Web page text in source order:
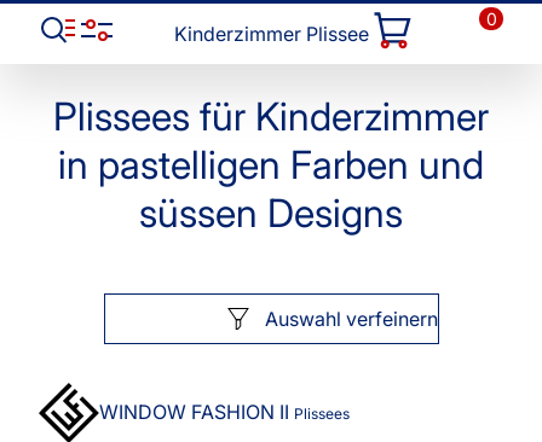
Kinderzimmer Plissee
0
Plissees für Kinderzimmer
in pastelligen Farben und
süssen Designs
Auswahl verfeinern
WINDOW FASHION II Plissees